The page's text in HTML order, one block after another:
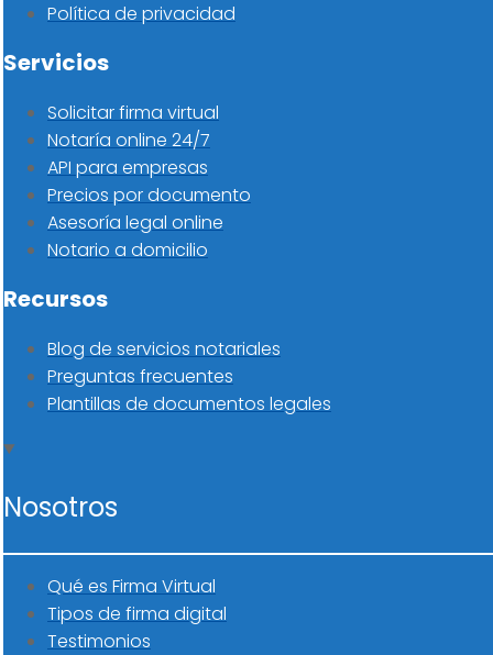
Política de privacidad
Servicios
Solicitar firma virtual
Notaría online 24/7
API para empresas
Precios por documento
Asesoría legal online
Notario a domicilio
Recursos
Blog de servicios notariales
Preguntas frecuentes
Plantillas de documentos legales
Nosotros
Qué es Firma Virtual
Tipos de firma digital
Testimonios